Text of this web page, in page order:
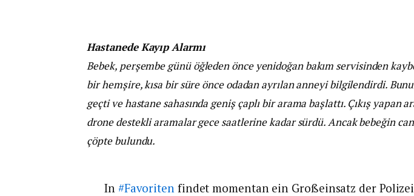
Hastanede Kayıp Alarmı
Bebek, perşembe günü öğleden önce yenidoğan bakım servisinden
bir hemşire, kısa bir süre önce odadan ayrılan anneyi bilgilendirdi.
geçti ve hastane sahasında geniş çaplı bir arama başlattı. Çıkış yapan
drone destekli aramalar gece saatlerine kadar sürdü. Ancak bebeğin
çöpte bulundu.
In #Favoriten findet momentan ein Großeinsatz der